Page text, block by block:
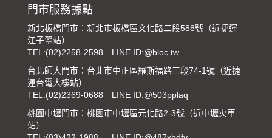
門市服務據點
新北板橋門市：新北市板橋區文化路二段588號（近捷運
江子翠站）
TEL:(02)2258-2598
LINE ID:@bloc.tw
台北師大門市：台北市中正區羅斯福路三段74-1號（近捷
運台電大樓站）
TEL:(02)2369-0688
LINE ID:@503pplaq
桃園中壢門市：桃園市中壢區元化路2-3號（近中壢火車
站）